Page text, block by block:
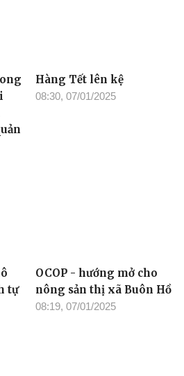
Hàng Tết lên kệ
08:30, 07/01/2025
tự
OCOP - hướng mở cho
nông sản thị xã Buôn Hồ
08:19, 07/01/2025